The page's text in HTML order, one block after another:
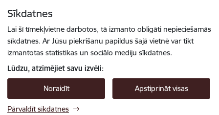
Sīkdatnes
Lai šī tīmekļvietne darbotos, tā izmanto obligāti nepieciešamās
sīkdatnes. Ar Jūsu piekrišanu papildus šajā vietnē var tikt
izmantotas statistikas un sociālo mediju sīkdatnes.
Lūdzu, atzīmējiet savu izvēli:
Noraidīt Apstiprināt visas
Pārvaldīt sīkdatnes